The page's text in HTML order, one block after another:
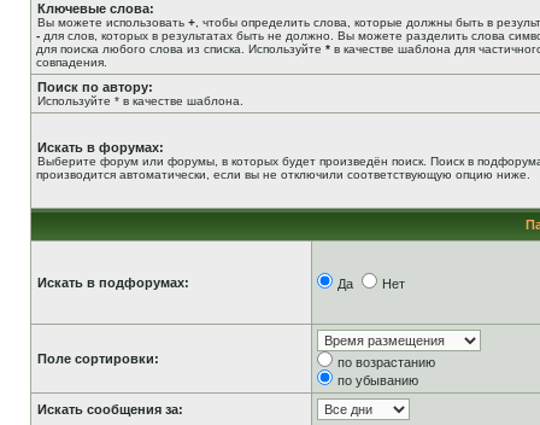
Ключевые слова:
Вы можете использовать + , чтобы определить слова, которые должны быть в
- для слов, которых в результатах быть не должно. Вы можете разделить слова
для поиска любого слова из списка. Используйте * в качестве шаблона для
совпадения.
Поиск по автору:
Используйте * в качестве шаблона.
Искать в форумах:
Выберите форум или форумы, в которых будет произведён поиск. Поиск в
производится автоматически, если вы не отключили соответствующую опцию ниже.
Искать в подфорумах: Да Нет
Поле сортировки:
по возрастанию
по убыванию
Искать сообщения за: